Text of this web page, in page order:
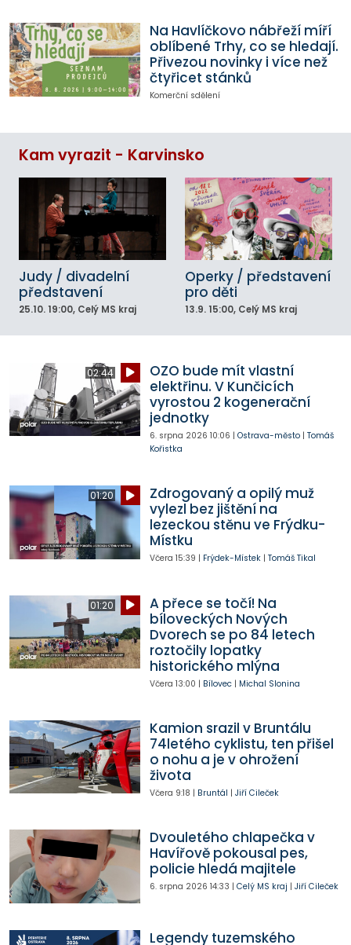
Na Havlíčkovo nábřeží míří
oblíbené Trhy, co se hledají.
Přivezou novinky i více než
čtyřicet stánků
Komerční sdělení
Kam vyrazit - Karvinsko
Judy / divadelní
představení
25.10. 19:00, Celý MS kraj
Operky / představení
pro děti
13.9. 15:00, Celý MS kraj
02:44
OZO bude mít vlastní
elektřinu. V Kunčicích
vyrostou 2 kogenerační
jednotky
6. srpna 2026 10:06 | Ostrava-město| Tomáš
Kořistka
01:20
Zdrogovaný a opilý muž
vylezl bez jištění na
lezeckou stěnu ve Frýdku-
Místku
Včera 15:39 | Frýdek-Místek| Tomáš Tikal
01:20
A přece se točí! Na
bíloveckých Nových
Dvorech se po 84 letech
roztočily lopatky
historického mlýna
Včera 13:00 | Bílovec| Michal Slonina
Kamion srazil v Bruntálu
74letého cyklistu, ten přišel
o nohu a je v ohrožení
života
Včera 9:18 | Bruntál | Jiří Cileček
Dvouletého chlapečka v
Havířově pokousal pes,
policie hledá majitele
6. srpna 2026 14:33 | Celý MS kraj | Jiří Cileček
Legendy tuzemského